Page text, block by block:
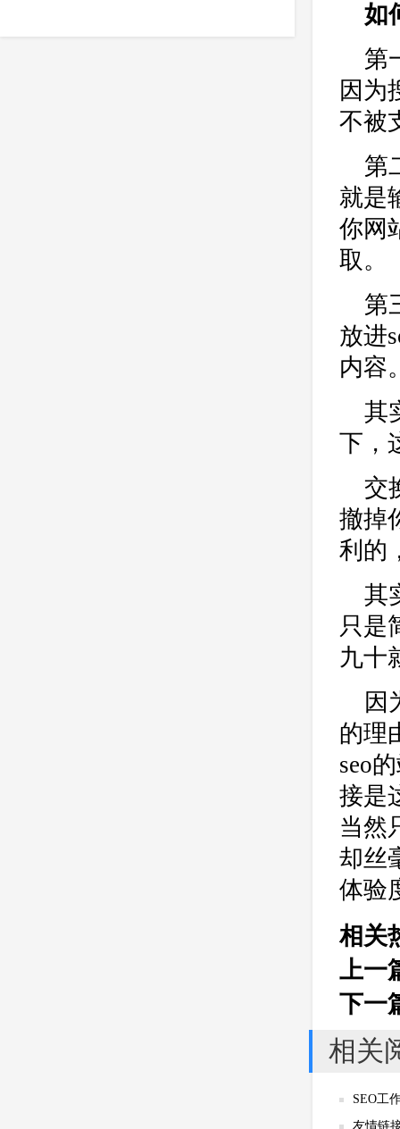
企业网站建设 效果 页面
如
第
因为
不被
第
就是
你网
取。
第
放进
内容
其
下，
交
撤掉
利的
其
只是
九十
因
的理
seo
接是
当然
却丝
体验
相关
上一
下一
相关
SEO工
友情链